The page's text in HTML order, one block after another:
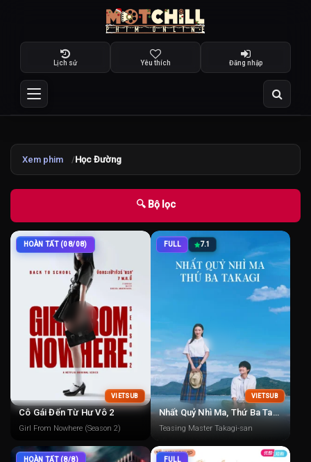
Lịch sử Yêu thích Đăng nhập
Xem phim Học Đường
🔍 Bộ lọc
HOÀN TẤT (08/08)
VIETSUB
Cô Gái Đến Từ Hư Vô 2
Girl From Nowhere (Season 2)
FULL 7.1
VIETSUB
Nhất Quỷ Nhì Ma, Thứ Ba Takagi: Trêu Rồi Yêu
Teasing Master Takagi-san
HOÀN TẤT (8/8) FULL